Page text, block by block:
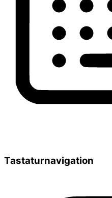
Tastaturnavigation